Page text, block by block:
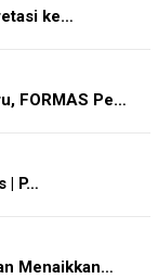
ke…
FORMAS Pe…
| P…
Menaikkan…